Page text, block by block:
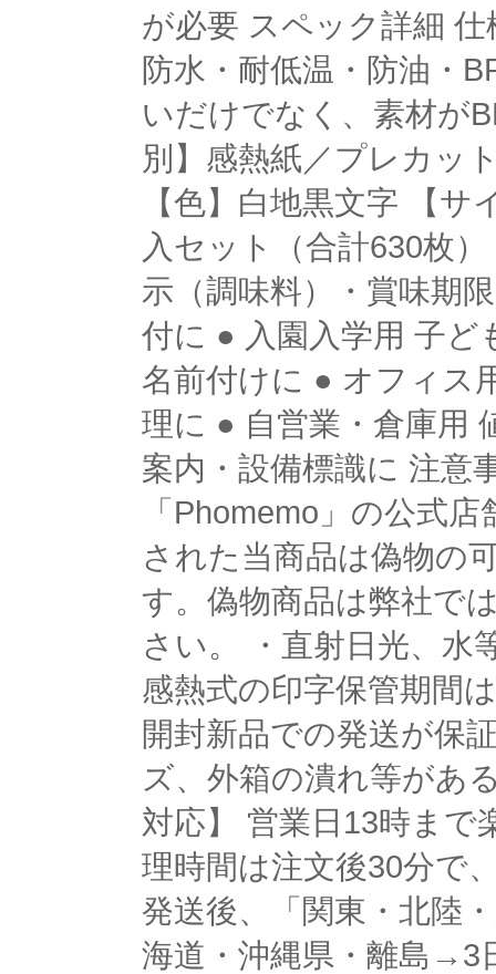
が必要 スペック詳細
防水・耐低温・防油・
いだけでなく、素材が
別】感熱紙／プレカッ
【色】白地黒文字 【
入セット（合計630枚
示（調味料）・賞味期
付に ● 入園入学用 子ど
名前付けに ● オフィス
理に ● 自営業・倉庫用
案内・設備標識に 注意
「Phomemo」の公式
された当商品は偽物の
す。偽物商品は弊社で
さい。 ・直射日光、水
感熱式の印字保管期間
開封新品での発送が保
ズ、外箱の潰れ等があ
対応】 営業日13時まで
理時間は注文後30分で
発送後、「関東・北陸
海道・沖縄県・離島→3